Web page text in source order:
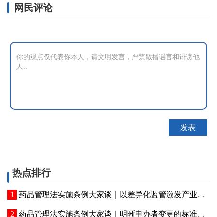
网民评论
热点排行
药品管理法实施条例大家谈｜以差异化监管激发产业创新活力
药品管理法实施条例大家谈｜明晰申办者变更的标准化法定程序